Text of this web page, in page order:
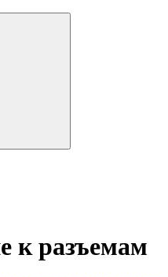
к разъемам